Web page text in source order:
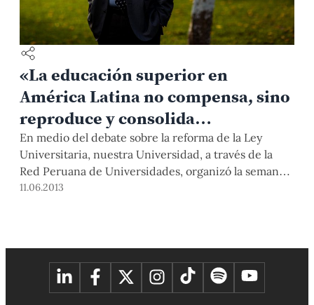
«La educación superior en
América Latina no compensa, sino
reproduce y consolida
desigualdades»
En medio del debate sobre la reforma de la Ley
Universitaria, nuestra Universidad, a través de la
Red Peruana de Universidades, organizó la semana
pasada el foro internacional “Desafíos de la
quien sostiene que los esfuerzos el Estado deben
enfocarse en la educación básica y no en la superior.
11.06.2013